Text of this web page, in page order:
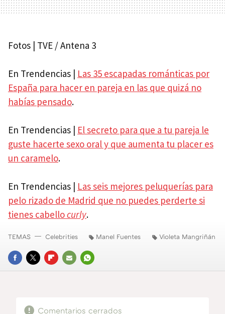
Fotos | TVE / Antena 3
En Trendencias | Las 35 escapadas románticas por
España para hacer en pareja en las que quizá no
habías pensado.
En Trendencias | El secreto para que a tu pareja le
guste hacerte sexo oral y que aumenta tu placer es
un caramelo.
En Trendencias | Las seis mejores peluquerías para
pelo rizado de Madrid que no puedes perderte si
tienes cabellocurly.
FACEBOOK
TWITTERFLIPBOARD
E-
WHATSAPP
TEMAS Celebrities Manel Fuentes Violeta Mangriñán
Comentarios cerrados